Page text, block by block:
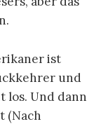
ist
und
los. Und dann
(Nach